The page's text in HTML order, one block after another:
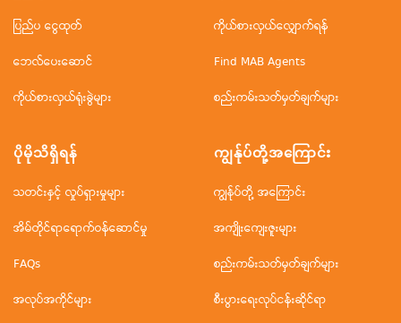
ပြည်ပ ငွေထုတ်
ဘေလ်ပေးဆောင်
ကိုယ်စားလှယ်ရုံးခွဲများ
ကိုယ်စားလှယ်လျှောက်ရန်
Find MAB Agents
စည်းကမ်းသတ်မှတ်ချက်များ
ပိုမိုသိရှိရန်
သတင်းနှင့် လှုပ်ရှားမှုများ
အိမ်တိုင်ရာရောက်ဝန်ဆောင်မှု
FAQs
အလုပ်အကိုင်များ
ကျွန်ုပ်တို့အ‌ကြောင်း
ကျွန်ုပ်တို့ အကြောင်း
အကျိုးကျေးဇူးများ
စည်းကမ်းသတ်မှတ်ချက်များ
စီးပွားရေးလုပ်ငန်းဆိုင်ရာ